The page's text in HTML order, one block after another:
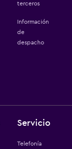
terceros
Información
de
despacho
Servicio
Telefonía